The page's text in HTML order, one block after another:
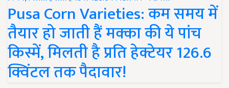
Pusa Corn Varieties: कम समय में
तैयार हो जाती हैं मक्का की ये पांच
किस्में, मिलती है प्रति हेक्टेयर 126.6
क्विंटल तक पैदावार!